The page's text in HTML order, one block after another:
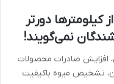
کیلومترها دورتر
نمی‌گویند!
افزایش صادرات محصولات
تشخیص میوه باکیفیت